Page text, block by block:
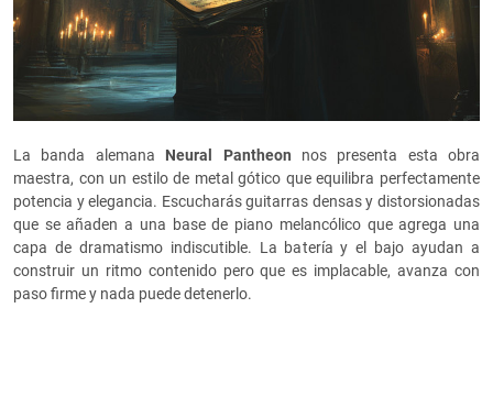
La banda alemana Neural Pantheon nos presenta esta obra
maestra, con un estilo de metal gótico que equilibra perfectamente
potencia y elegancia. Escucharás guitarras densas y distorsionadas
que se añaden a una base de piano melancólico que agrega una
capa de dramatismo indiscutible. La batería y el bajo ayudan a
construir un ritmo contenido pero que es implacable, avanza con
paso firme y nada puede detenerlo.